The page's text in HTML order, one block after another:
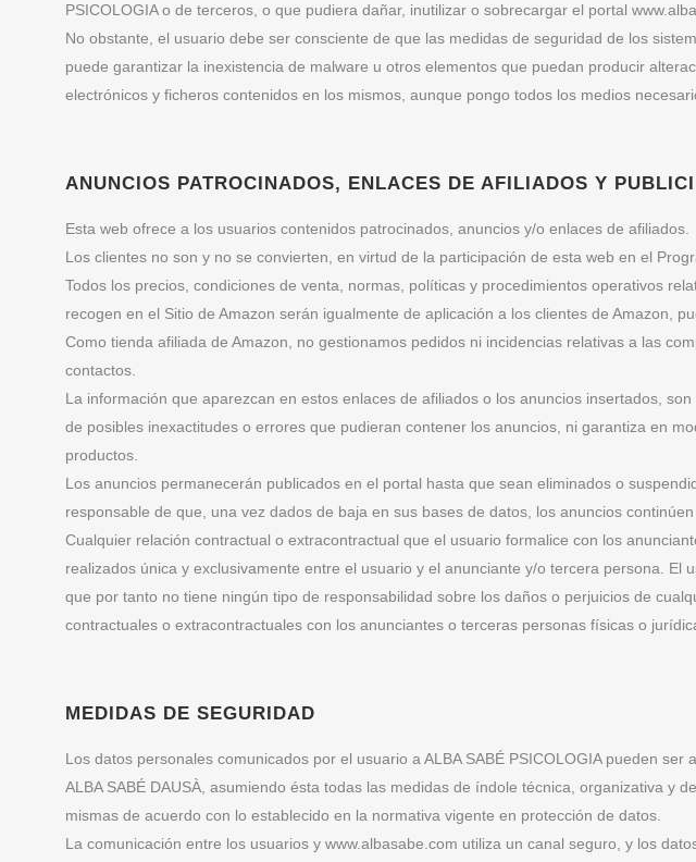
PSICOLOGIA o de terceros, o que pudiera dañar, inutilizar o sobrecargar el portal
No obstante, el usuario debe ser consciente de que las medidas de seguridad de los
puede garantizar la inexistencia de malware u otros elementos que puedan producir
electrónicos y ficheros contenidos en los mismos, aunque pongo todos los medios
ANUNCIOS PATROCINADOS, ENLACES DE AFILIADOS Y
Esta web ofrece a los usuarios contenidos patrocinados, anuncios y/o enlaces de afiliados.
Los clientes no son y no se convierten, en virtud de la participación de esta web en el
Todos los precios, condiciones de venta, normas, políticas y procedimientos operativos
recogen en el Sitio de Amazon serán igualmente de aplicación a los clientes de Amazon,
Como tienda afiliada de Amazon, no gestionamos pedidos ni incidencias relativas a las
contactos.
La información que aparezcan en estos enlaces de afiliados o los anuncios insertados,
de posibles inexactitudes o errores que pudieran contener los anuncios, ni garantiza en
productos.
Los anuncios permanecerán publicados en el portal hasta que sean eliminados o
responsable de que, una vez dados de baja en sus bases de datos, los anuncios
Cualquier relación contractual o extracontractual que el usuario formalice con los
realizados única y exclusivamente entre el usuario y el anunciante y/o tercera persona.
que por tanto no tiene ningún tipo de responsabilidad sobre los daños o perjuicios de
contractuales o extracontractuales con los anunciantes o terceras personas físicas o
MEDIDAS DE SEGURIDAD
Los datos personales comunicados por el usuario a ALBA SABÉ PSICOLOGIA pueden
ALBA SABÉ DAUSÀ, asumiendo ésta todas las medidas de índole técnica, organizativa
mismas de acuerdo con lo establecido en la normativa vigente en protección de datos.
La comunicación entre los usuarios y www.albasabe.com utiliza un canal seguro, y los